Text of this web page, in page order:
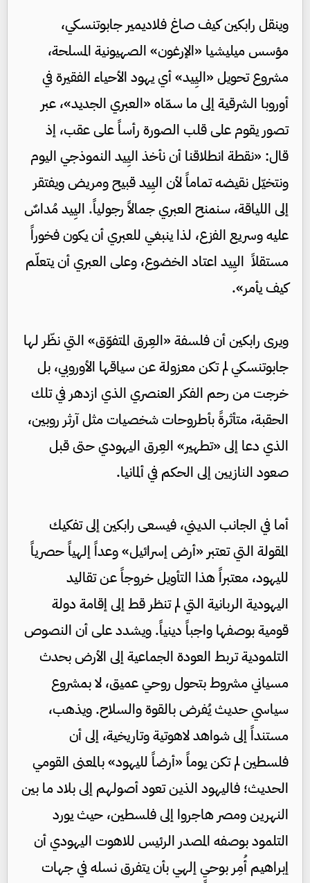
وينقل رابكين كيف صاغ فلاديمير جابوتنسكي،
مؤسس ميليشيا «الإرغون» الصهيونية المسلحة،
مشروع تحويل «اليِيد» أي يهود الأحياء الفقيرة في
أوروبا الشرقية إلى ما سمّاه «العبري الجديد»، عبر
تصور يقوم على قلب الصورة رأساً على عقب، إذ
قال: «نقطة انطلاقنا أن نأخذ اليِيد النموذجي اليوم
ونتخيّل نقيضه تماماً لأن اليِيد قبيح ومريض ويفتقر
إلى اللياقة، سنمنح العبري جمالاً رجولياً. اليِيد مُداسٌ
عليه وسريع الفزع، لذا ينبغي للعبري أن يكون فخوراً
مستقلاً اليِيد اعتاد الخضوع، وعلى العبري أن يتعلّم
كيف يأمر».
ويرى رابكين أن فلسفة «العِرق المتفوّق» التي نظّر لها
جابوتنسكي لم تكن معزولة عن سياقها الأوروبي، بل
خرجت من رحم الفكر العنصري الذي ازدهر في تلك
الحقبة، متأثرةً بأطروحات شخصيات مثل آرثر روبين،
الذي دعا إلى «تطهير» العِرق اليهودي حتى قبل
صعود النازيين إلى الحكم في ألمانيا.
أما في الجانب الديني، فيسعى رابكين إلى تفكيك
المقولة التي تعتبر «أرض إسرائيل» وعداً إلهياً حصرياً
لليهود، معتبراً هذا التأويل خروجاً عن تقاليد
اليهودية الربانية التي لم تنظر قط إلى إقامة دولة
قومية بوصفها واجباً دينياً. ويشدد على أن النصوص
التلمودية تربط العودة الجماعية إلى الأرض بحدث
مسياني مشروط بتحول روحي عميق، لا بمشروع
سياسي حديث يُفرض بالقوة والسلاح. ويذهب،
مستنداً إلى شواهد لاهوتية وتاريخية، إلى أن
فلسطين لم تكن يوماً «أرضاً لليهود» بالمعنى القومي
الحديث؛ فاليهود الذين تعود أصولهم إلى بلاد ما بين
النهرين ومصر هاجروا إلى فلسطين، حيث يورد
التلمود بوصفه المصدر الرئيس للاهوت اليهودي أن
إبراهيم أُمِر بوحيٍ إلهي بأن يتفرق نسله في جهات